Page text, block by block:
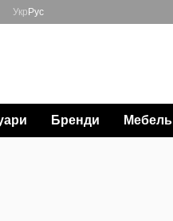
Укр Рус
Бренди Мебель